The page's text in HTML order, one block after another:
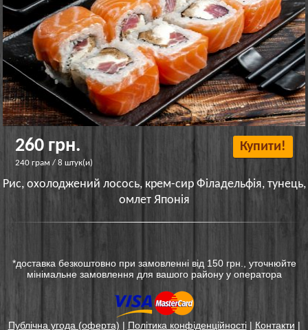
260 грн.
240 грам / 8 штук(и)
Купити!
Рис, охолоджений лосось, крем-сир Філадельфія, тунець,
омлет Японія
*доставка безкоштовно при замовленні від 150 грн., уточнюйте
мінімальне замовлення для вашого району у оператора
Публічна угода (оферта) | Політика конфіденційності| Контакти |